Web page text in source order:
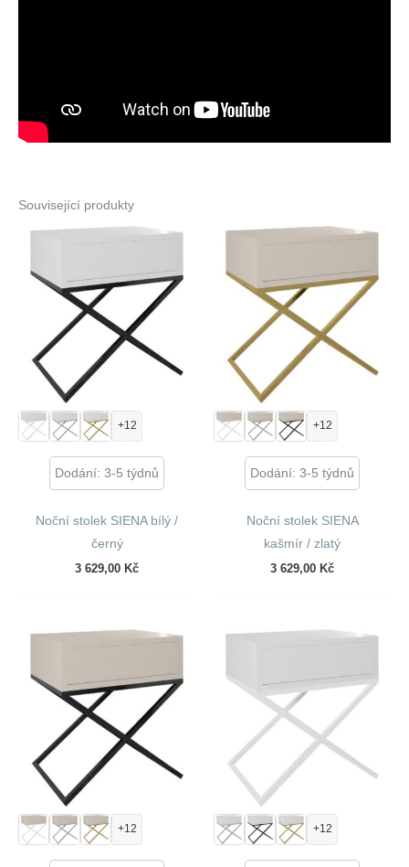
Související produkty
+12
Dodání: 3-5 týdnů
Noční stolek SIENA bílý /
černý
3 629,00 Kč
+12
Dodání: 3-5 týdnů
Noční stolek SIENA
kašmír / zlatý
3 629,00 Kč
+12 +12